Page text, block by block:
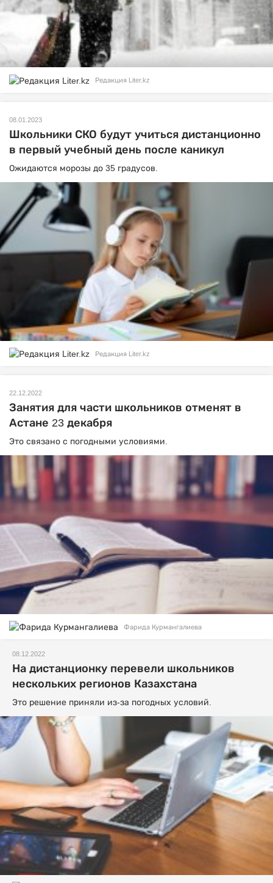
Редакция Liter.kz
08.01.2023
Школьники СКО будут учиться дистанционно
в первый учебный день после каникул
Ожидаются морозы до 35 градусов.
Редакция Liter.kz
22.12.2022
Занятия для части школьников отменят в
Астане 23 декабря
Это связано с погодными условиями.
Фарида Курмангалиева
08.12.2022
На дистанционку перевели школьников
нескольких регионов Казахстана
Это решение приняли из-за погодных условий.